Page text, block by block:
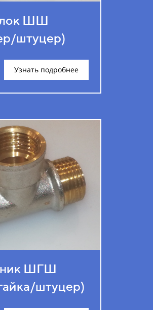
ШШ
штуцер)
Узнать подробнее
ШГШ
штуцер)